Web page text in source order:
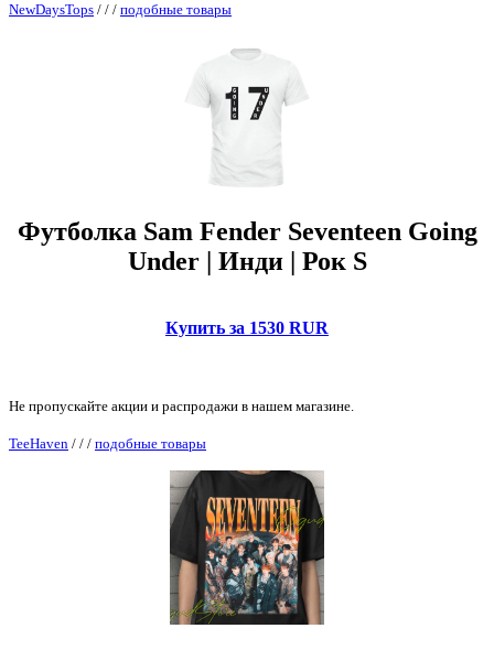
NewDaysTops / / / подобные товары
Футболка Sam Fender Seventeen Going
Under | Инди | Рок S
Купить за 1530 RUR
Не пропускайте акции и распродажи в нашем магазине.
TeeHaven / / / подобные товары